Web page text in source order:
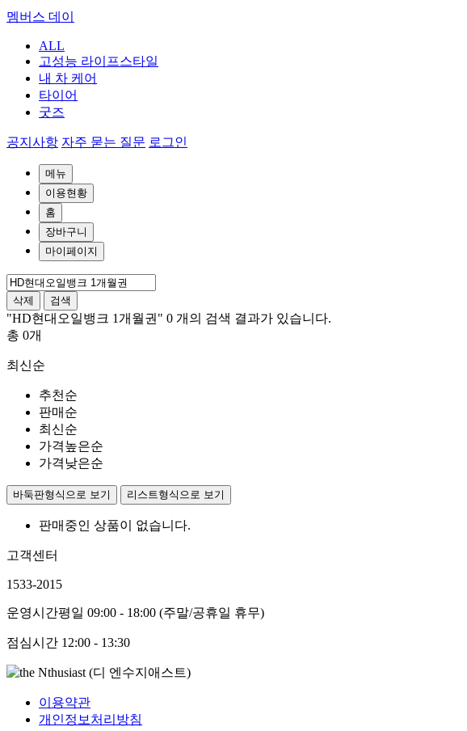
멤버스 데이
ALL
고성능 라이프스타일
내 차 케어
타이어
굿즈
공지사항 자주 묻는 질문 로그인
메뉴
이용현황
홈
장바구니
마이페이지
삭제 검색
"HD현대오일뱅크 1개월권" 0 개의 검색 결과가 있습니다.
총 0개
최신순
추천순
판매순
최신순
가격높은순
가격낮은순
바둑판형식으로 보기 리스트형식으로 보기
판매중인 상품이 없습니다.
고객센터
1533-2015
운영시간평일 09:00 - 18:00 (주말/공휴일 휴무)
점심시간 12:00 - 13:30
이용약관
개인정보처리방침